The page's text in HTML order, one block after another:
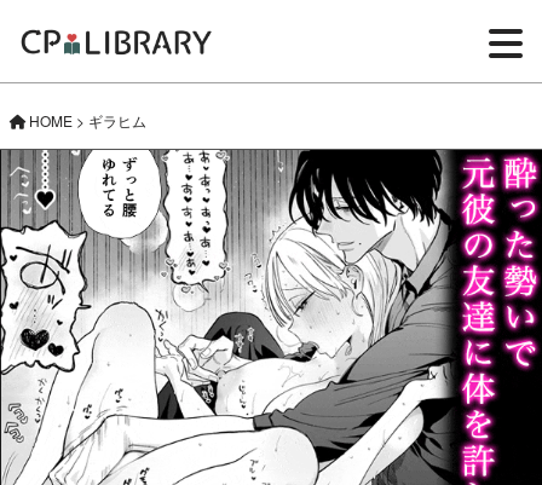
HOME > ギラヒム